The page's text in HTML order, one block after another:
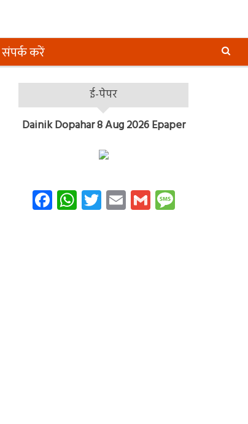
संपर्क करें
ई-पेपर
Dainik Dopahar 8 Aug 2026 Epaper
Facebook
WhatsApp
Twitter
Email
GmailMessage